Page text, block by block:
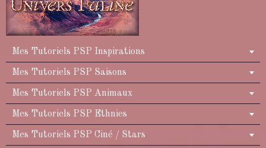
Mes Tutoriels PSP Inspirations
Mes Tutoriels PSP Saisons
Mes Tutoriels PSP Animaux
Mes Tutoriels PSP Ethnies
Mes Tutoriels PSP Ciné / Stars